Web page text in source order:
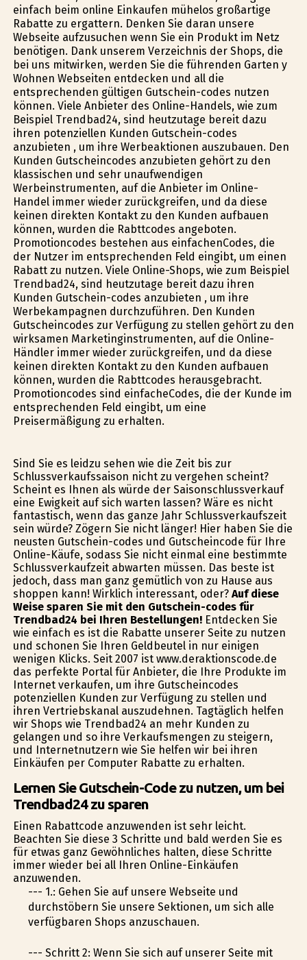
einfach beim online Einkaufen mühelos großartige
Rabatte zu ergattern. Denken Sie daran unsere
Webseite aufzusuchen wenn Sie ein Produkt im Netz
benötigen. Dank unserem Verzeichnis der Shops, die
bei uns mitwirken, werden Sie die führenden Garten y
Wohnen Webseiten entdecken und all die
entsprechenden gültigen Gutschein-codes nutzen
können. Viele Anbieter des Online-Handels, wie zum
Beispiel Trendbad24, sind heutzutage bereit dazu
ihren potenziellen Kunden Gutschein-codes
anzubieten , um ihre Werbeaktionen auszubauen. Den
Kunden Gutscheincodes anzubieten gehört zu den
klassischen und sehr unaufwendigen
Werbeinstrumenten, auf die Anbieter im Online-
Handel immer wieder zurückgreifen, und da diese
keinen direkten Kontakt zu den Kunden aufbauen
können, wurden die Rabttcodes angeboten.
Promotioncodes bestehen aus einfachenCodes, die
der Nutzer im entsprechenden Feld eingibt, um einen
Rabatt zu nutzen. Viele Online-Shops, wie zum Beispiel
Trendbad24, sind heutzutage bereit dazu ihren
Kunden Gutschein-codes anzubieten , um ihre
Werbekampagnen durchzuführen. Den Kunden
Gutscheincodes zur Verfügung zu stellen gehört zu den
wirksamen Marketinginstrumenten, auf die Online-
Händler immer wieder zurückgreifen, und da diese
keinen direkten Kontakt zu den Kunden aufbauen
können, wurden die Rabttcodes herausgebracht.
Promotioncodes sind einfacheCodes, die der Kunde im
entsprechenden Feld eingibt, um eine
Preisermäßigung zu erhalten.
Sind Sie es leidzu sehen wie die Zeit bis zur
Schlussverkaufssaison nicht zu vergehen scheint?
Scheint es Ihnen als würde der Saisonschlussverkauf
eine Ewigkeit auf sich warten lassen? Wäre es nicht
fantastisch, wenn das ganze Jahr Schlussverkaufszeit
sein würde? Zögern Sie nicht länger! Hier haben Sie die
neusten Gutschein-codes und Gutscheincode für Ihre
Online-Käufe, sodass Sie nicht einmal eine bestimmte
Schlussverkaufzeit abwarten müssen. Das beste ist
jedoch, dass man ganz gemütlich von zu Hause aus
shoppen kann! Wirklich interessant, oder? Auf diese
Weise sparen Sie mit den Gutschein-codes für
Trendbad24 bei Ihren Bestellungen!Entdecken Sie
wie einfach es ist die Rabatte unserer Seite zu nutzen
und schonen Sie Ihren Geldbeutel in nur einigen
wenigen Klicks. Seit 2007 ist www.deraktionscode.de
das perfekte Portal für Anbieter, die Ihre Produkte im
Internet verkaufen, um ihre Gutscheincodes
potenziellen Kunden zur Verfügung zu stellen und
ihren Vertriebskanal auszudehnen. Tagtäglich helfen
wir Shops wie Trendbad24 an mehr Kunden zu
gelangen und so ihre Verkaufsmengen zu steigern,
und Internetnutzern wie Sie helfen wir bei ihren
Einkäufen per Computer Rabatte zu erhalten.
Lernen Sie Gutschein-Code zu nutzen, um bei
Trendbad24 zu sparen
Einen Rabattcode anzuwenden ist sehr leicht.
Beachten Sie diese 3 Schritte und bald werden Sie es
für etwas ganz Gewöhnliches halten, diese Schritte
immer wieder bei all Ihren Online-Einkäufen
anzuwenden.
--- 1.: Gehen Sie auf unsere Webseite und
durchstöbern Sie unsere Sektionen, um sich alle
verfügbaren Shops anzuschauen.
--- Schritt 2: Wenn Sie sich auf unserer Seite mit